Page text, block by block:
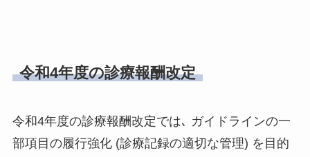
令和4年度の診療報酬改定
令和4年度の診療報酬改定では､ ガイドラインの一
部項目の履行強化 (診療記録の適切な管理) を目的